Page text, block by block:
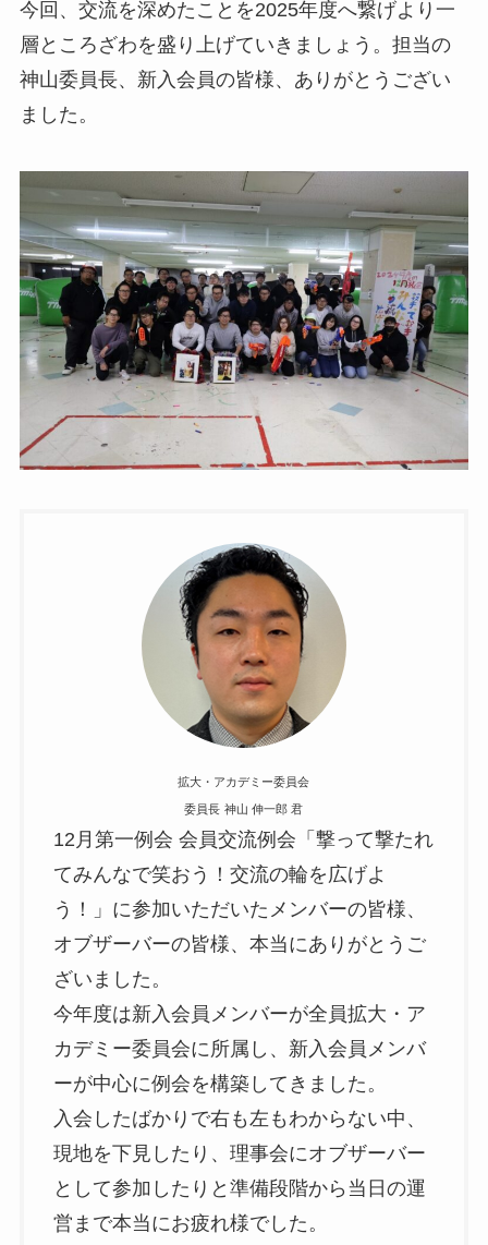
今回、交流を深めたことを2025年度へ繋げより一
層ところざわを盛り上げていきましょう。担当の
神山委員長、新入会員の皆様、ありがとうござい
ました。
拡大・アカデミー委員会
委員長 神山 伸一郎 君
12月第一例会 会員交流例会「撃って撃たれ
てみんなで笑おう！交流の輪を広げよ
う！」に参加いただいたメンバーの皆様、
オブザーバーの皆様、本当にありがとうご
ざいました。
今年度は新入会員メンバーが全員拡大・ア
カデミー委員会に所属し、新入会員メンバ
ーが中心に例会を構築してきました。
入会したばかりで右も左もわからない中、
現地を下見したり、理事会にオブザーバー
として参加したりと準備段階から当日の運
営まで本当にお疲れ様でした。